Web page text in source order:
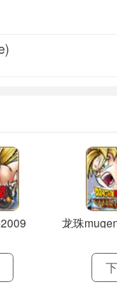
+轻脚重脚
前+重拳
重脚
脚
+轻脚重脚
)
后+轻拳+轻拳OR轻
下重拳+重脚